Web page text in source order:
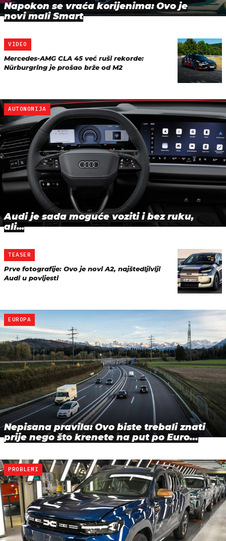
Napokon se vraća korijenima: Ovo je
novi mali Smart
VIDEO
Mercedes-AMG CLA 45 već ruši rekorde:
Nürburgring je prošao brže od M2
AUTONOMIJA
Audi je sada moguće voziti i bez ruku,
ali...
TEASER
Prve fotografije: Ovo je novi A2, najštedljiviji
Audi u povijesti
EUROPA
Nepisana pravila: Ovo biste trebali znati
prije nego što krenete na put po Euro…
PROBLEMI